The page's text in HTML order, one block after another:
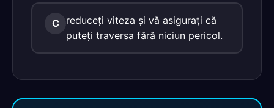
C
reduceţi viteza şi vă asiguraţi că
puteţi traversa fără niciun pericol.